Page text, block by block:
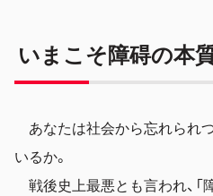
いまこそ障碍の本
あなたは社会から忘れられ
いるか。
戦後史上最悪とも言われ、「